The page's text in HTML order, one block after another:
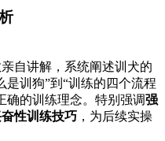
自讲解，系统阐述训犬的
是训狗”到“训练的四个流程
确的训练理念。特别强调强
性训练技巧 ，为后续实操